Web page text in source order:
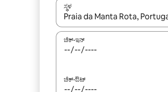
ಸ್ಥಳ
ಫಲಿತಾಂಶಗಳು ಲಭ್ಯವಿರುವಾಗ, ಅಪ್
ಚೆಕ್-ಇನ್
ಚೆಕ್-ಔಟ್